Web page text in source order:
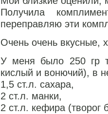
Получила
переправляю эти
Очень очень вкусные,
У меня было 250 гр
кислый и вонючий), в
1,5 ст.л. сахара,
2 ст.л. манки,
2 ст.л. кефира (творог